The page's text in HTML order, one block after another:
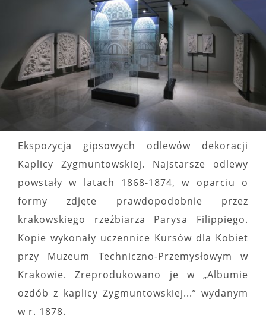
Ekspozycja gipsowych odlewów dekoracji
Kaplicy Zygmuntowskiej. Najstarsze odlewy
powstały w latach 1868-1874, w oparciu o
formy zdjęte prawdopodobnie przez
krakowskiego rzeźbiarza Parysa Filippiego.
Kopie wykonały uczennice Kursów dla Kobiet
przy Muzeum Techniczno-Przemysłowym w
Krakowie. Zreprodukowano je w „Albumie
ozdób z kaplicy Zygmuntowskiej...” wydanym
w r. 1878.